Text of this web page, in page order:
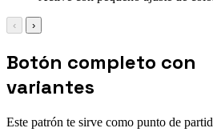
‹ ›
Botón completo con
variantes
Este patrón te sirve como punto de